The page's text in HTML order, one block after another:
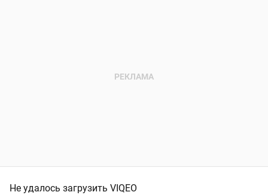
Не удалось загрузить VIQEO